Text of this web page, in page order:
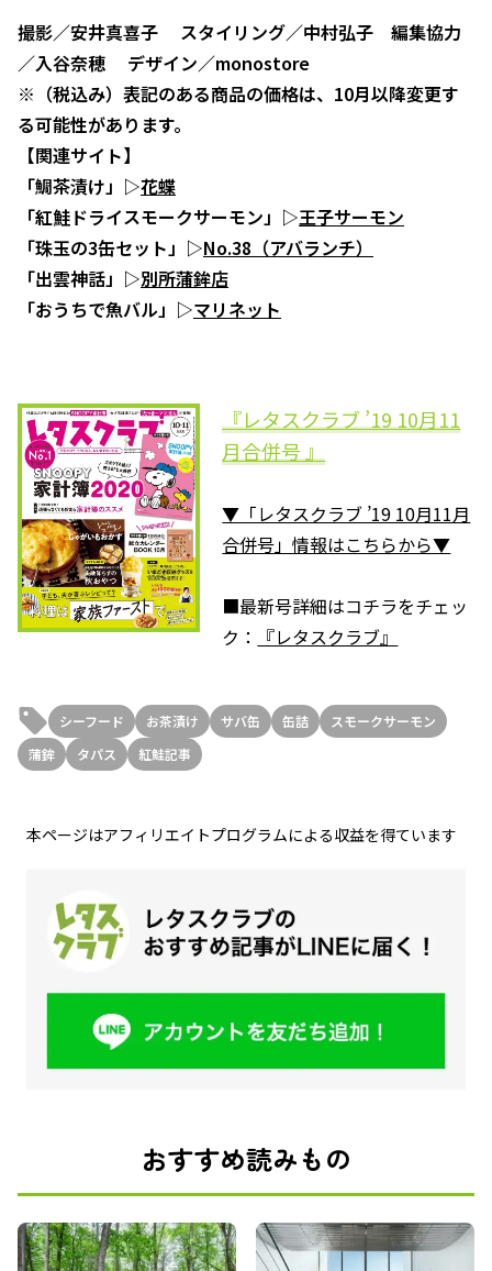
撮影／安井真喜子 スタイリング／中村弘子 編集協力
／入谷奈穂 デザイン／monostore
※（税込み）表記のある商品の価格は、10月以降変更す
る可能性があります。
【関連サイト】
「鯛茶漬け」▷花蝶
「紅鮭ドライスモークサーモン」▷王子サーモン
「珠玉の3缶セット」▷No.38（アバランチ）
「出雲神話」▷別所蒲鉾店
「おうちで魚バル」▷マリネット
『レタスクラブ ’19 10月11
月合併号 』
▼「レタスクラブ ’19 10月11月
合併号」情報はこちらから▼
■最新号詳細はコチラをチェッ
ク：
『レタスクラブ』
シーフード お茶漬け サバ缶 缶詰
スモークサーモン
蒲鉾
タパス 紅鮭記事
本ページはアフィリエイトプログラムによる収益を得ています
おすすめ読みもの